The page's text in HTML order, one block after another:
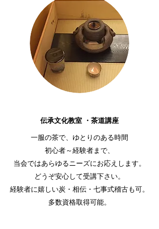
伝承文化教室 ・茶道講座
一服の茶で、ゆとりのある時間
初心者～経験者まで、
当会ではあらゆるニーズにお応えします。
どうぞ安心して受講下さい。
経験者に嬉しい炭・相伝・七事式稽古も可。
多数資格取得可能。